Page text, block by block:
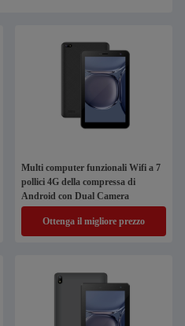
Multi computer funzionali Wifi a 7
pollici 4G della compressa di
Android con Dual Camera
Ottenga il migliore prezzo